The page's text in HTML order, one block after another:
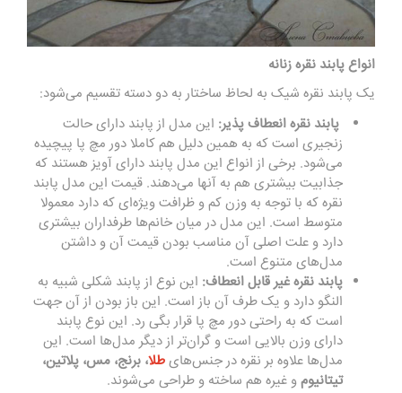
انواع پابند نقره زنانه
یک پابند نقره شیک به لحاظ ساختار به دو دسته تقسیم می‌شود:
پابند نقره انعطاف پذیر: این مدل از پابند دارای حالت
زنجیری است که به همین دلیل هم کاملا دور مچ پا پیچیده
می‌شود. برخی از انواع این مدل پابند دارای آویز هستند که
جذابیت بیشتری هم به آنها می‌دهند. قیمت این مدل پابند
نقره که با توجه به وزن کم و ظرافت ویژه‌ای که دارد معمولا
متوسط است. این مدل در میان خانم‌ها طرفداران بیشتری
دارد و علت اصلی آن مناسب بودن قیمت آن و داشتن
مدل‌های متنوع است.
پابند نقره غیر قابل انعطاف: این نوع از پابند شکلی شبیه به
النگو دارد و یک طرف آن باز است. این باز بودن از آن جهت
است که به راحتی دور مچ پا قرار بگی رد. این نوع پابند
دارای وزن بالایی است و گران‌تر از دیگر مدل‌ها است. این
مدل‌ها علاوه بر نقرهدر جنس‌هایطلا، برنج، مس، پلاتین،
تیتانیومو غیره هم ساخته و طراحی می‌شوند.